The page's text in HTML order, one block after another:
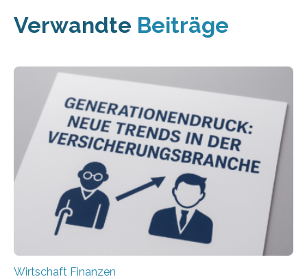
Verwandte Beiträge
Wirtschaft Finanzen